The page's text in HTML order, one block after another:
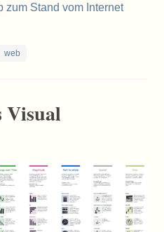
zum Stand vom Internet
web
Visual